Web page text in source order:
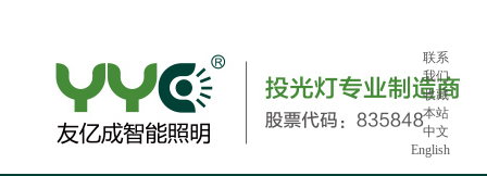
联系
我们
收藏
本站
中文
English